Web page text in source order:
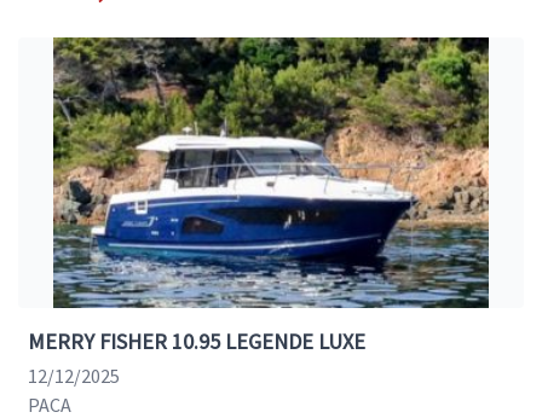
MERRY FISHER 10.95 LEGENDE LUXE
12/12/2025
PACA